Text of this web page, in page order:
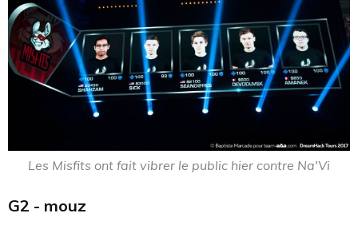
Les Misfits ont fait vibrer le public hier contre Na'Vi
G2 - mouz